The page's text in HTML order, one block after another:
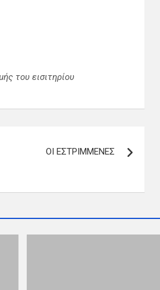
του εισιτηρίου
ΟΙ ΕΣΤΡΙΜΜΕΝΕΣ